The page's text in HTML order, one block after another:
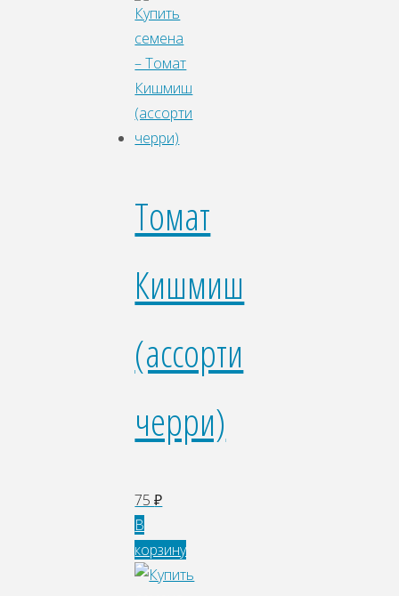
Томат
Кишмиш
(ассорти
черри)
75₽
В
корзину